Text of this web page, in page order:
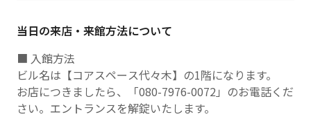
当日の来店・来館方法について
■ 入館方法
ビル名は【コアスペース代々木】の1階になります。
お店につきましたら、「080-7976-0072」のお電話くだ
さい。エントランスを解錠いたします。